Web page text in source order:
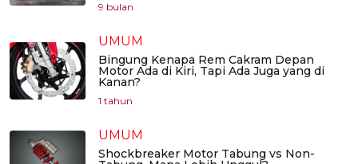
9 bulan
UMUM
Bingung Kenapa Rem Cakram Depan
Motor Ada di Kiri, Tapi Ada Juga yang di
Kanan?
1 tahun
UMUM
Shockbreaker Motor Tabung vs Non-